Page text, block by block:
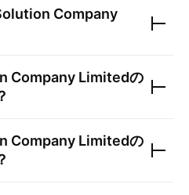
Company
Company Limitedの
Company Limitedの